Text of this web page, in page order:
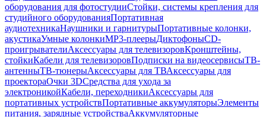
оборудования для фотостудииСтойки, системы крепления для
студийного оборудованияПортативная
аудиотехникаНаушники и гарнитурыПортативные колонки,
акустикаУмные колонкиMP3-плеерыДиктофоныCD-
проигрывателиАксессуары для телевизоровКронштейны,
стойкиКабели для телевизоровПодписки на видеосервисыТВ-
антенныТВ-тюнерыАксессуары для ТВАксессуары для
проектораОчки 3DСредства для ухода за
электроникойКабели, переходникиАксессуары для
портативных устройствПортативные аккумуляторыЭлементы
питания, зарядные устройстваАккумуляторные